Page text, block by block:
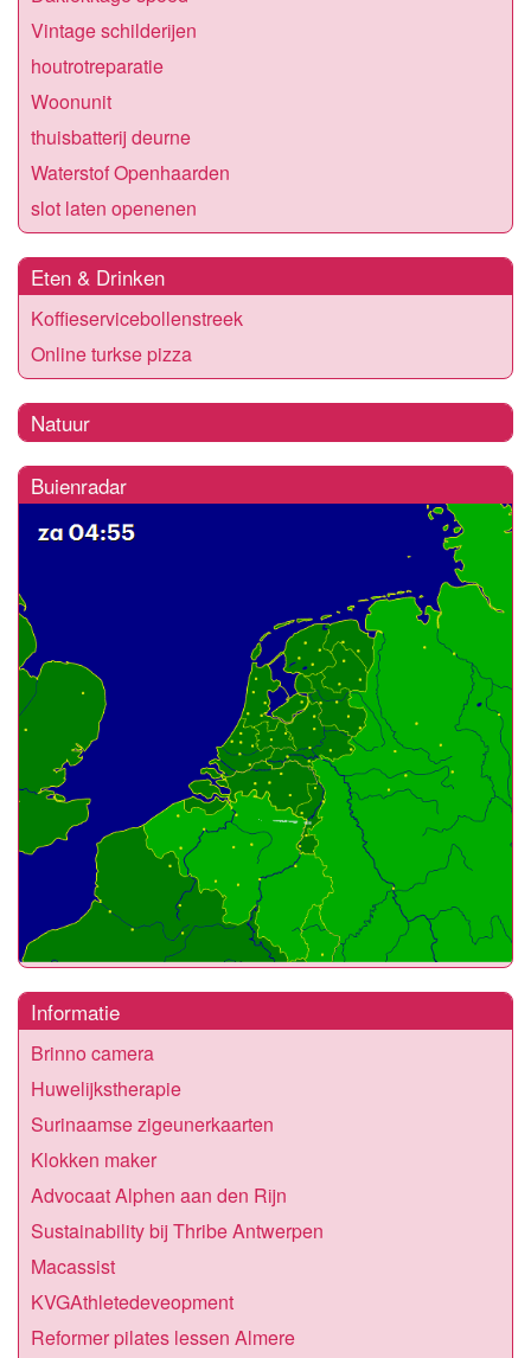
Vintage schilderijen
houtrotreparatie
Woonunit
thuisbatterij deurne
Waterstof Openhaarden
slot laten openenen
Eten & Drinken
Koffieservicebollenstreek
Online turkse pizza
Natuur
Buienradar
Informatie
Brinno camera
Huwelijkstherapie
Surinaamse zigeunerkaarten
Klokken maker
Advocaat Alphen aan den Rijn
Sustainability bij Thribe Antwerpen
Macassist
KVGAthletedeveopment
Reformer pilates lessen Almere